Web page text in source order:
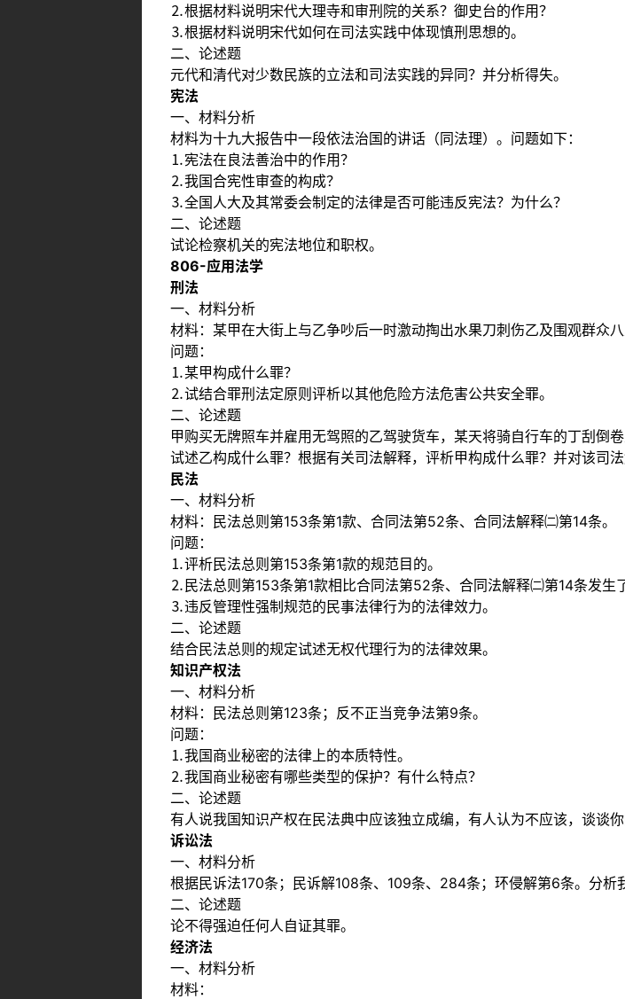
⒉根据材料说明宋代大理寺和审刑院的关系？御史台的作用？
⒊根据材料说明宋代如何在司法实践中体现慎刑思想的。
二、论述题
元代和清代对少数民族的立法和司法实践的异同？并分析得失。
宪法
一、材料分析
材料为十九大报告中一段依法治国的讲话（同法理）。问题如下：
⒈宪法在良法善治中的作用？
⒉我国合宪性审查的构成？
⒊全国人大及其常委会制定的法律是否可能违反宪法？为什么？
二、论述题
试论检察机关的宪法地位和职权。
806-应用法学
刑法
一、材料分析
材料：某甲在大街上与乙争吵后一时激动掏出水果刀刺伤乙及围观群众
问题：
⒈某甲构成什么罪？
⒉试结合罪刑法定原则评析以其他危险方法危害公共安全罪。
二、论述题
甲购买无牌照车并雇用无驾照的乙驾驶货车，某天将骑自行车的丁刮倒卷
试述乙构成什么罪？根据有关司法解释，评析甲构成什么罪？并对该司法
民法
一、材料分析
材料：民法总则第153条第1款、合同法第52条、合同法解释㈡第14条。
问题：
⒈评析民法总则第153条第1款的规范目的。
⒉民法总则第153条第1款相比合同法第52条、合同法解释㈡第14条发生
⒊违反管理性强制规范的民事法律行为的法律效力。
二、论述题
结合民法总则的规定试述无权代理行为的法律效果。
知识产权法
一、材料分析
材料：民法总则第123条；反不正当竞争法第9条。
问题：
⒈我国商业秘密的法律上的本质特性。
⒉我国商业秘密有哪些类型的保护？有什么特点？
二、论述题
有人说我国知识产权在民法典中应该独立成编，有人认为不应该，谈谈你
诉讼法
一、材料分析
根据民诉法170条；民诉解108条、109条、284条；环侵解第6条。分析
二、论述题
论不得强迫任何人自证其罪。
经济法
一、材料分析
材料：